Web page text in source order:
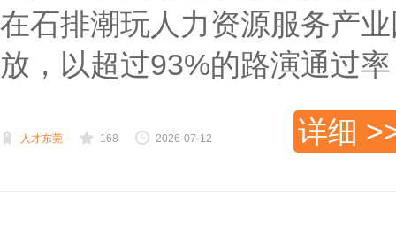
在石排潮玩人力资源服务产
放，以超过93%的路演通过
人才东莞 168 2026-07-12 详细